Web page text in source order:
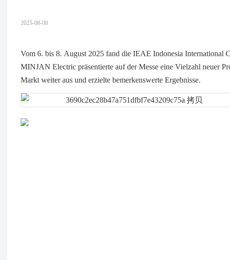
2025-08-08
Vom 6. bis 8. August 2025 fand die IEAE Indonesia International
MINJAN Electric präsentierte auf der Messe eine Vielzahl neuer
Markt weiter aus und erzielte bemerkenswerte Ergebnisse.